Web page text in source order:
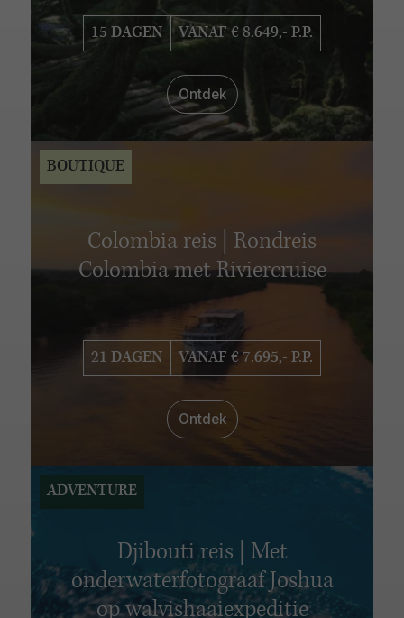
15 DAGEN VANAF € 8.649,- P.P.
Ontdek
Colombia reis | Rondreis
Colombia met Riviercruise
21 DAGEN VANAF € 7.695,- P.P.
Ontdek
BOUTIQUE
Djibouti reis | Met
onderwaterfotograaf Joshua
op walvishaaiexpeditie
ADVENTURE